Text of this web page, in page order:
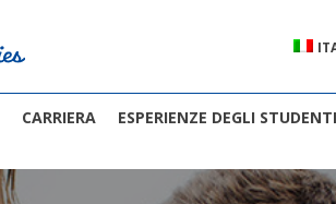
CARRIERA ESPERIENZE DEGLI STUDENTI